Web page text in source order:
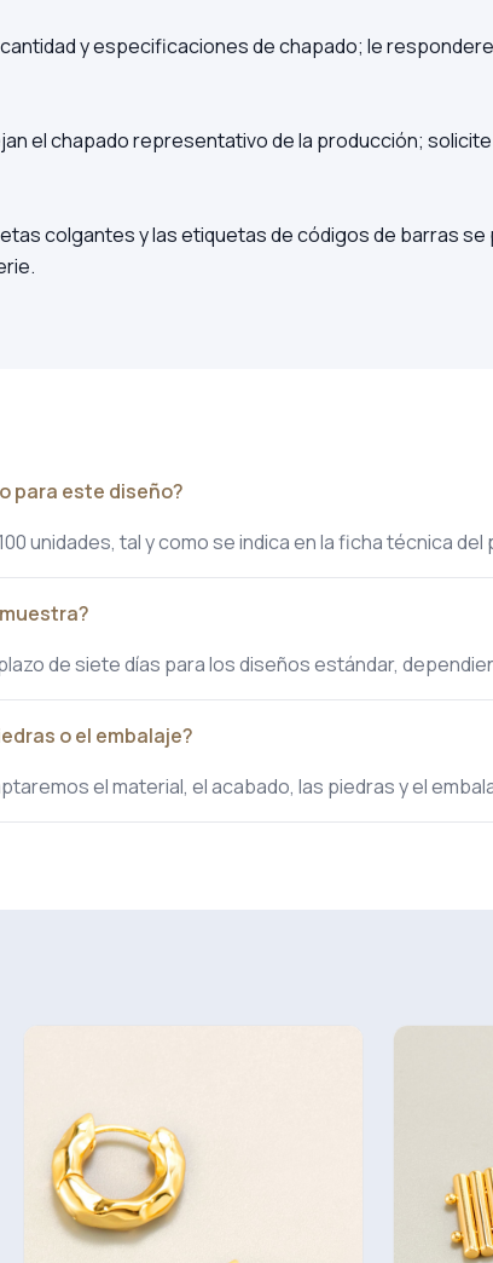
y especificaciones de chapado; le
el chapado representativo de la producción;
colgantes y las etiquetas de códigos de barras
para este diseño?
unidades, tal y como se indica en la ficha técnica
de siete días para los diseños estándar,
o el embalaje?
el material, el acabado, las piedras y el